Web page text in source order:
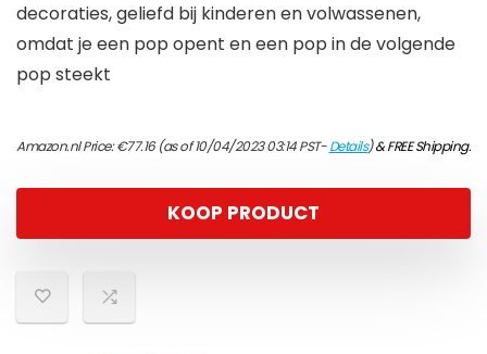
decoraties, geliefd bij kinderen en volwassenen,
omdat je een pop opent en een pop in de volgende
pop steekt
Amazon.nl Price:€77.16(as of 10/04/2023 03:14 PST-Details)&FREE Shipping.
KOOP PRODUCT